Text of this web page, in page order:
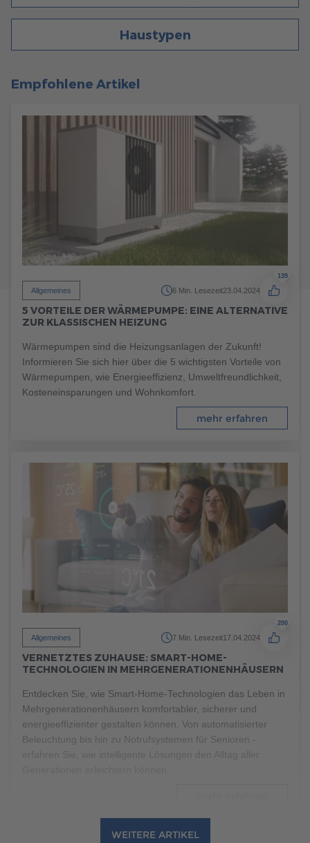
Von der Grundstückssuche und Planung bis zur Montage
der Fertigbauteile, Installation der Versorgungsleitungen und
7 Min. Lesezeit 16.01.2024
89
Wohnen im Grünen: Mit einem Fertighaus-Garten schaffen
Sie sich einen Wohlfühlort für die ganze Familie. In unserem
Ratgeber erfahren Sie, wie Sie Ihren Garten so gestalten,
dass er zu Ihren individuellen Bedürfnissen passt.
mehr erfahren
Haustypen
Empfohlene Artikel
Allgemeines 6 Min. Lesezeit23.04.2024
139
5 VORTEILE DER WÄRMEPUMPE: EINE ALTERNATIVE
ZUR KLASSISCHEN HEIZUNG
Wärmepumpen sind die Heizungsanlagen der Zukunft!
Informieren Sie sich hier über die 5 wichtigsten Vorteile von
Wärmepumpen, wie Energieeffizienz, Umweltfreundlichkeit,
Kosteneinsparungen und Wohnkomfort.
mehr erfahren
Allgemeines 7 Min. Lesezeit17.04.2024
200
VERNETZTES ZUHAUSE: SMART-HOME-
TECHNOLOGIEN IN MEHRGENERATIONENHÄUSERN
Entdecken Sie, wie Smart-Home-Technologien das Leben in
Mehrgenerationenhäusern komfortabler, sicherer und
energieeffizienter gestalten können. Von automatisierter
Beleuchtung bis hin zu Notrufsystemen für Senioren -
WEITERE ARTIKEL